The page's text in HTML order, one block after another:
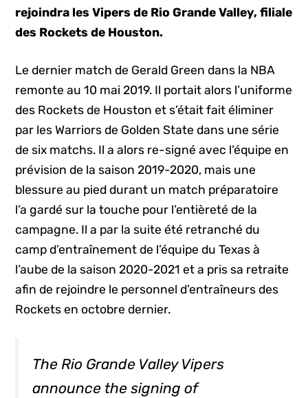
rejoindra les Vipers de Rio Grande Valley, filiale
des Rockets de Houston.
Le dernier match de Gerald Green dans la NBA
remonte au 10 mai 2019. Il portait alors l’uniforme
des Rockets de Houston et s’était fait éliminer
par les Warriors de Golden State dans une série
de six matchs. Il a alors re-signé avec l’équipe en
prévision de la saison 2019-2020, mais une
blessure au pied durant un match préparatoire
l’a gardé sur la touche pour l’entièreté de la
campagne. Il a par la suite été retranché du
camp d’entraînement de l’équipe du Texas à
l’aube de la saison 2020-2021 et a pris sa retraite
afin de rejoindre le personnel d’entraîneurs des
Rockets en octobre dernier.
The Rio Grande Valley Vipers
announce the signing of